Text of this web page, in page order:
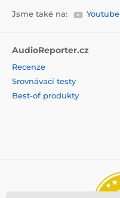
Jsme také na: Youtube
AudioReporter.cz
Recenze
Srovnávací testy
Best-of produkty